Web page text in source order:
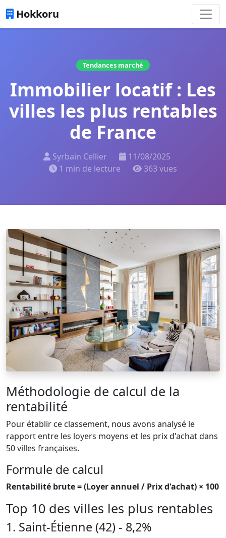
Hokkoru
Tendances marché
Immobilier locatif : Les
villes les plus rentables
de France
Syrbain Cellier
11/08/2025
1 min de lecture
363 vues
Méthodologie de calcul de la
rentabilité
Pour établir ce classement, nous avons analysé le
rapport entre les loyers moyens et les prix d'achat dans
50 villes françaises.
Formule de calcul
Rentabilité brute = (Loyer annuel / Prix d'achat) × 100
Top 10 des villes les plus rentables
1. Saint-Étienne (42) - 8,2%